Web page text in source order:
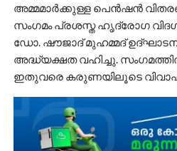
അമ്മമാർക്കുള്ള പെൻഷൻ
സംഗമം പ്രശസ്ത ഹൃദ്രോഗ
ഡോ. ഷൗജാദ് മുഹമ്മദ്
അദ്ധ്യക്ഷത വഹിച്ചു.
ഇതുവരെ കരുണയിലൂടെ